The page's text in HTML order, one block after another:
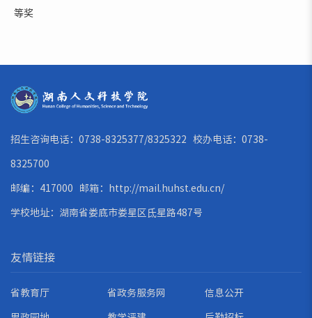
等奖
招生咨询电话：0738-8325377/8325322 校办电话：0738-
8325700
邮编：417000 邮箱： http://mail.huhst.edu.cn/
学校地址：湖南省娄底市娄星区氐星路487号
友情链接
省教育厅 省政务服务网 信息公开